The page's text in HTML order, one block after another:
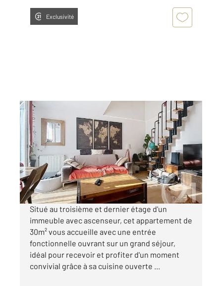
Exclusivité
ROISSY EN BRIE 77
29,80 m2, 2 pièces
Ref : 24838
Appartement F2 à vendre
165 000 €
Visiter le site dédié
Situé au troisième et dernier étage d'un
immeuble avec ascenseur, cet appartement de
30m² vous accueille avec une entrée
fonctionnelle ouvrant sur un grand séjour,
idéal pour recevoir et profiter d'un moment
convivial grâce à sa cuisine ouverte ...